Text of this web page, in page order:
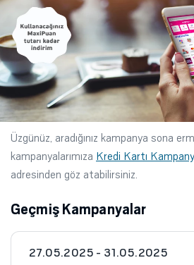
Üzgünüz, aradığınız kampanya sona
kampanyalarımıza Kredi Kartı
adresinden göz atabilirsiniz.
Geçmiş Kampanyalar
27.05.2025 - 31.05.2025